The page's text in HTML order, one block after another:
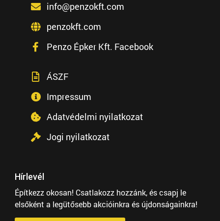
info@penzokft.com
penzokft.com
Penzo Épker Kft. Facebook
ÁSZF
Impressum
Adatvédelmi nyilatkozat
Jogi nyilatkozat
Hírlevél
Építkezz okosan! Csatlakozz hozzánk, és csapj le
elsőként a legütősebb akcióinkra és újdonságainkra!